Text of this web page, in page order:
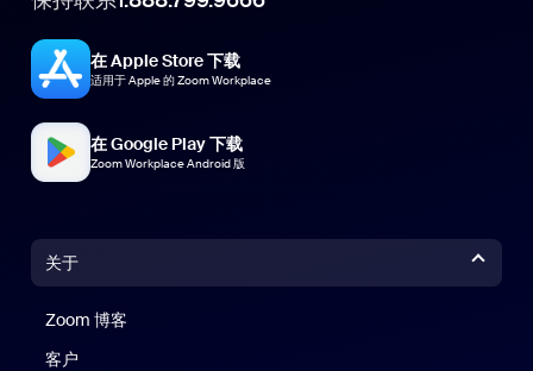
在 Apple Store 下载
适用于 Apple 的 Zoom Workplace
在 Google Play 下载
Zoom Workplace Android 版
关于
Zoom 博客
客户